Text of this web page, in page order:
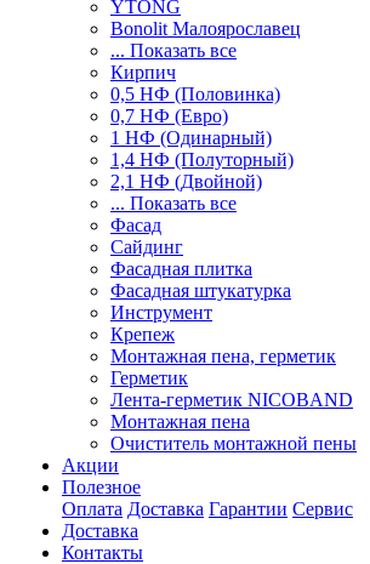
YTONG
Bonolit Малоярославец
... Показать все
Кирпич
0,5 НФ (Половинка)
0,7 НФ (Евро)
1 НФ (Одинарный)
1,4 НФ (Полуторный)
2,1 НФ (Двойной)
... Показать все
Фасад
Сайдинг
Фасадная плитка
Фасадная штукатурка
Инструмент
Крепеж
Монтажная пена, герметик
Герметик
Лента-герметик NICOBAND
Монтажная пена
Очиститель монтажной пены
Акции
Полезное
Оплата Доставка Гарантии Сервис
Доставка
Контакты